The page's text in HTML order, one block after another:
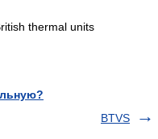
thermal units
BTVS